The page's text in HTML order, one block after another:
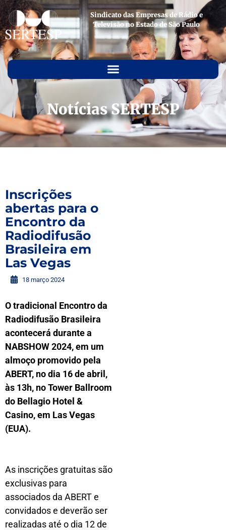
Sindicato das Empresas de Rádio e
Televisão no Estado de São Paulo
Notícias SERTESP
Inscrições
abertas para o
Encontro da
Radiodifusão
Brasileira em
Las Vegas
18 março 2024
O tradicional Encontro da
Radiodifusão Brasileira
acontecerá durante a
NABSHOW 2024, em um
almoço promovido pela
ABERT, no dia 16 de abril,
às 13h, no Tower Ballroom
do Bellagio Hotel &
Casino, em Las Vegas
(EUA).
As inscrições gratuitas são
exclusivas para
associados da ABERT e
convidados e deverão ser
realizadas até o dia 12 de